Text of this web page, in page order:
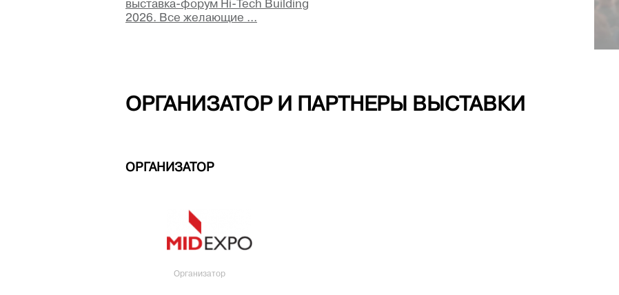
выставка-форум Hi-Tech Building
2026. Все желающие ...
ОРГАНИЗАТОР И ПАРТНЕРЫ ВЫСТАВКИ
ОРГАНИЗАТОР
Организатор